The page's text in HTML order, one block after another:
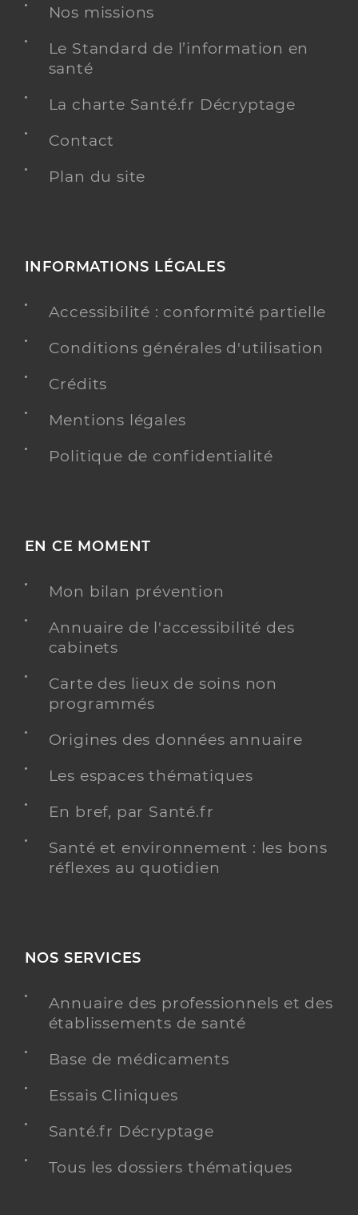
Nos missions
Le Standard de l’information en
santé
La charte Santé.fr Décryptage
Contact
Plan du site
INFORMATIONS LÉGALES
Accessibilité : conformité partielle
Conditions générales d'utilisation
Crédits
Mentions légales
Politique de confidentialité
EN CE MOMENT
Mon bilan prévention
Annuaire de l'accessibilité des
cabinets
Carte des lieux de soins non
programmés
Origines des données annuaire
Les espaces thématiques
En bref, par Santé.fr
Santé et environnement : les bons
réflexes au quotidien
NOS SERVICES
Annuaire des professionnels et des
établissements de santé
Base de médicaments
Essais Cliniques
Santé.fr Décryptage
Tous les dossiers thématiques